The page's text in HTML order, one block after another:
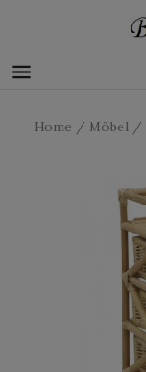

Home Möbel